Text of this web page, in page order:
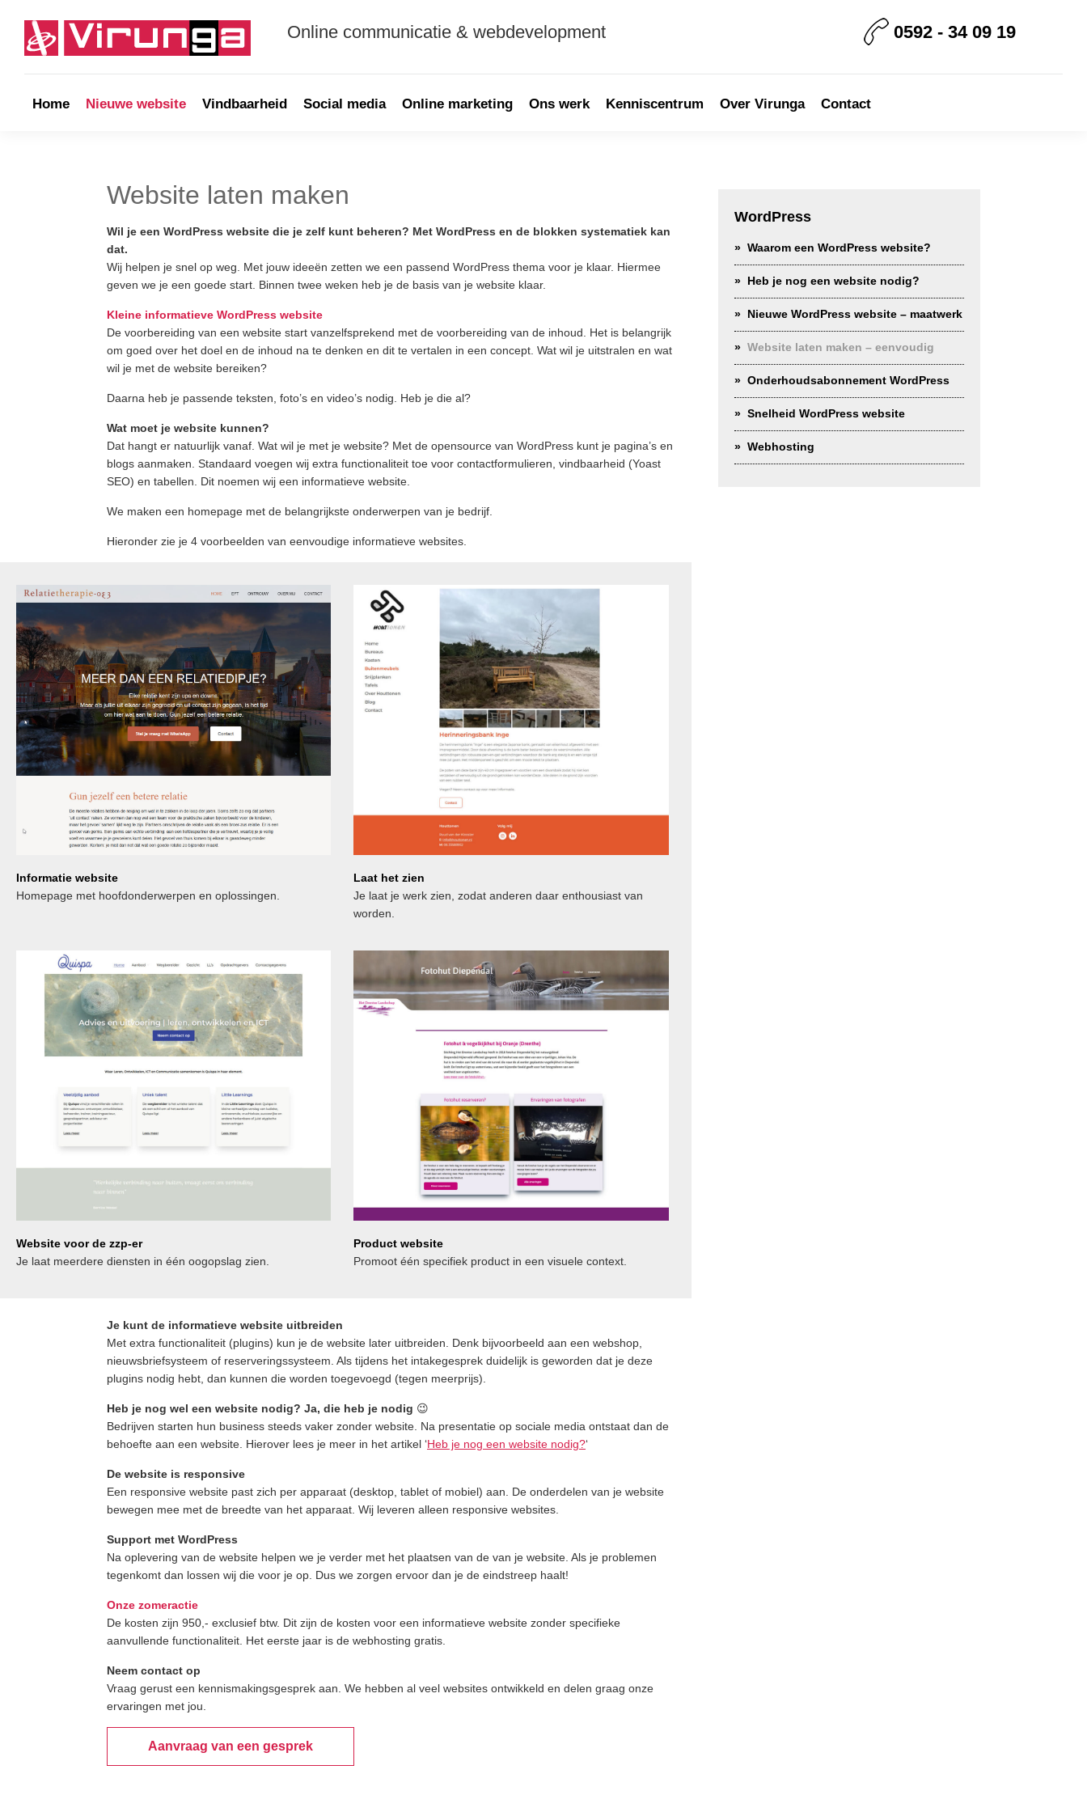
primary
primary
footer
Online communicatie & webdevelopment 0592 - 34 09 19
Home Nieuwe website Vindbaarheid Social media Online marketing Ons werk Kenniscentrum Over Virunga Contact
Website laten maken
Wil je een WordPress website die je zelf kunt beheren? Met WordPress en de blokken systematiek kan
dat.
Wij helpen je snel op weg. Met jouw ideeën zetten we een passend WordPress thema voor je klaar. Hiermee
geven we je een goede start. Binnen twee weken heb je de basis van je website klaar.
Kleine informatieve WordPress website
De voorbereiding van een website start vanzelfsprekend met de voorbereiding van de inhoud. Het is belangrijk
om goed over het doel en de inhoud na te denken en dit te vertalen in een concept. Wat wil je uitstralen en wat
wil je met de website bereiken?
Daarna heb je passende teksten, foto’s en video’s nodig. Heb je die al?
Wat moet je website kunnen?
Dat hangt er natuurlijk vanaf. Wat wil je met je website? Met de opensource van WordPress kunt je pagina’s en
blogs aanmaken. Standaard voegen wij extra functionaliteit toe voor contactformulieren, vindbaarheid (Yoast
SEO) en tabellen. Dit noemen wij een informatieve website.
We maken een homepage met de belangrijkste onderwerpen van je bedrijf.
Hieronder zie je 4 voorbeelden van eenvoudige informatieve websites.
Informatie website
Homepage met hoofdonderwerpen en oplossingen.
Laat het zien
Je laat je werk zien, zodat anderen daar enthousiast van
worden.
Website voor de zzp-er
Je laat meerdere diensten in één oogopslag zien.
Product website
Promoot één specifiek product in een visuele context.
Je kunt de informatieve website uitbreiden
Met extra functionaliteit (plugins) kun je de website later uitbreiden. Denk bijvoorbeeld aan een webshop,
nieuwsbriefsysteem of reserveringssysteem. Als tijdens het intakegesprek duidelijk is geworden dat je deze
plugins nodig hebt, dan kunnen die worden toegevoegd (tegen meerprijs).
Heb je nog wel een website nodig? Ja, die heb je nodig 😉
Bedrijven starten hun business steeds vaker zonder website. Na presentatie op sociale media ontstaat dan de
behoefte aan een website. Hierover lees je meer in het artikel ‘Heb je nog een website nodig?‘
De website is responsive
Een responsive website past zich per apparaat (desktop, tablet of mobiel) aan. De onderdelen van je website
bewegen mee met de breedte van het apparaat. Wij leveren alleen responsive websites.
Support met WordPress
Na oplevering van de website helpen we je verder met het plaatsen van de van je website. Als je problemen
tegenkomt dan lossen wij die voor je op. Dus we zorgen ervoor dan je de eindstreep haalt!
Onze zomeractie
De kosten zijn 950,- exclusief btw. Dit zijn de kosten voor een informatieve website zonder specifieke
aanvullende functionaliteit. Het eerste jaar is de webhosting gratis.
Neem contact op
Vraag gerust een kennismakingsgesprek aan. We hebben al veel websites ontwikkeld en delen graag onze
ervaringen met jou.
Aanvraag van een gesprek
Sidebar
WordPress
Waarom een WordPress website?
Heb je nog een website nodig?
Nieuwe WordPress website – maatwerk
Website laten maken – eenvoudig
Onderhoudsabonnement WordPress
Snelheid WordPress website
Webhosting